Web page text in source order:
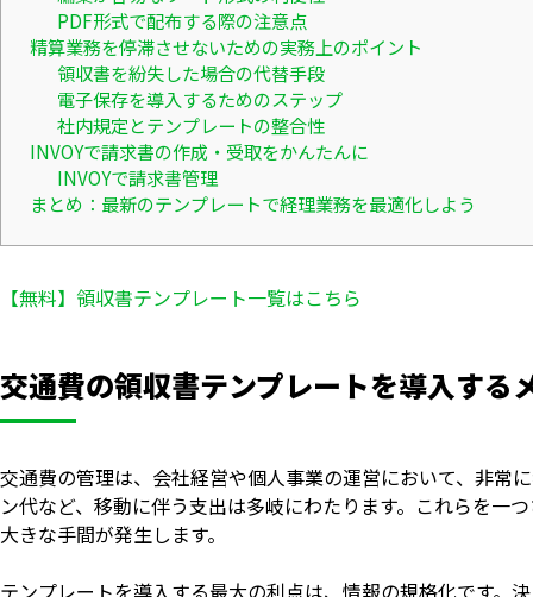
PDF形式で配布する際の注意点
精算業務を停滞させないための実務上のポイント
領収書を紛失した場合の代替手段
電子保存を導入するためのステップ
社内規定とテンプレートの整合性
INVOYで請求書の作成・受取をかんたんに
INVOYで請求書管理
まとめ：最新のテンプレートで経理業務を最適化しよう
【無料】領収書テンプレート一覧はこちら
交通費の領収書テンプレートを導入する
交通費の管理は、会社経営や個人事業の運営において、非常
ン代など、移動に伴う支出は多岐にわたります。これらを一
大きな手間が発生します。